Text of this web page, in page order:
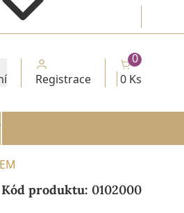
Registrace 0 Ks
0
Kód produktu: 0102000